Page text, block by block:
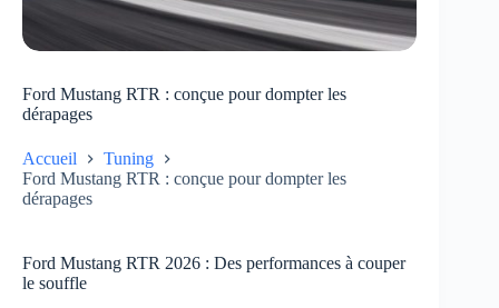
Ford Mustang RTR : conçue pour dompter les
dérapages
Accueil
Tuning
Ford Mustang RTR : conçue pour dompter les
dérapages
Ford Mustang RTR 2026 : Des performances à couper
le souffle